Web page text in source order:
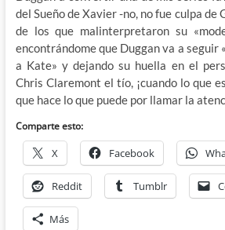
del Sueño de Xavier -no, no fue culpa
de los que malinterpretaron su
encontrándome que Duggan va a seguir
a Kate» y dejando su huella en el
Chris Claremont el tío, ¡cuando lo que
que hace lo que puede por llamar la
Comparte esto:
X Facebook
Reddit Tumblr
Más